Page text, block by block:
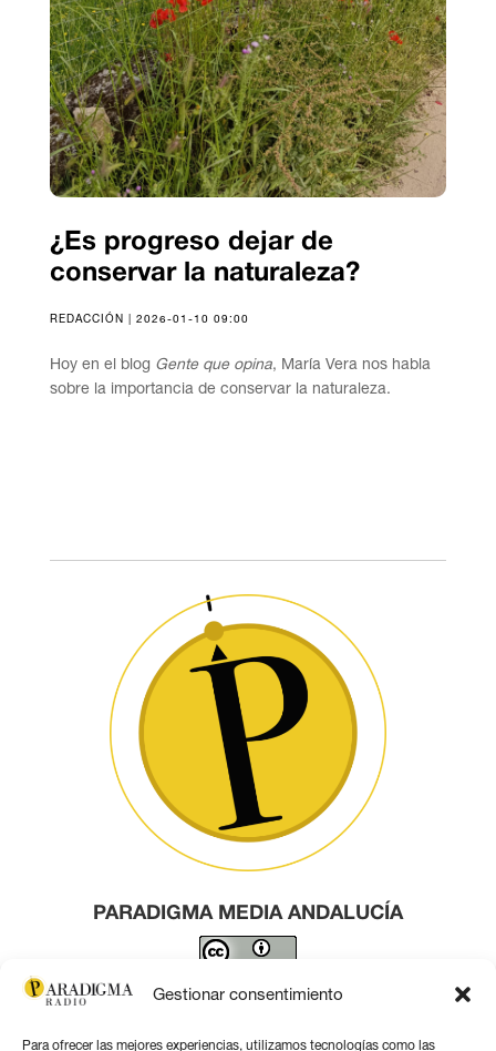
Gestionar consentimiento
Para ofrecer las mejores experiencias, utilizamos tecnologías como las
¿Es progreso dejar de
conservar la naturaleza?
REDACCIÓN | 2026-01-10 09:00
Hoy en el blog Gente que opina, María Vera nos habla
sobre la importancia de conservar la naturaleza.
PARADIGMA MEDIA ANDALUCÍA
Este obra está bajo una licencia de Creative Commons